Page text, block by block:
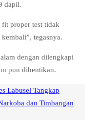
dapil.
proper test tidak
tegasnya.
dengan dilengkapi
pun dihentikan.
Labusel Tangkap
dan Timbangan